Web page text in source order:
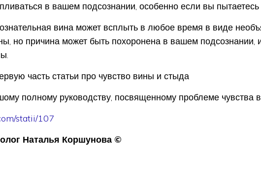
в вашем подсознании, особенно если вы
вина может всплыть в любое время в виде
но причина может быть похоронена в вашем подсознании,
часть статьи про чувство вины и стыда
полному руководству, посвященному проблеме чувства
statii/107
Наталья Коршунова ©